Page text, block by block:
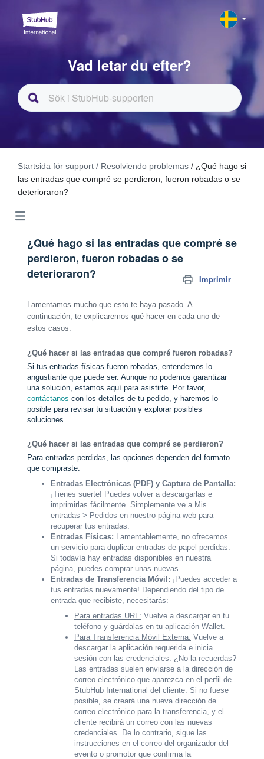
Vad letar du efter?
Startsida för support / Resolviendo problemas / ¿Qué hago si
las entradas que compré se perdieron, fueron robadas o se
deterioraron?
¿Qué hago si las entradas que compré se
perdieron, fueron robadas o se
deterioraron?
Imprimir
Lamentamos mucho que esto te haya pasado. A
continuación, te explicaremos qué hacer en cada uno de
estos casos.
¿Qué hacer si las entradas que compré fueron robadas?
Si tus entradas físicas fueron robadas, entendemos lo
angustiante que puede ser. Aunque no podemos garantizar
una solución, estamos aquí para asistirte. Por favor,
contáctanos con los detalles de tu pedido, y haremos lo
posible para revisar tu situación y explorar posibles
soluciones.
¿Qué hacer si las entradas que compré se perdieron?
Para entradas perdidas, las opciones dependen del formato
que compraste:
Entradas Electrónicas (PDF) y Captura de Pantalla:
¡Tienes suerte! Puedes volver a descargarlas e
imprimirlas fácilmente. Simplemente ve a Mis
entradas > Pedidos en nuestro página web para
recuperar tus entradas.
Entradas Físicas: Lamentablemente, no ofrecemos
un servicio para duplicar entradas de papel perdidas.
Si todavía hay entradas disponibles en nuestra
página, puedes comprar unas nuevas.
Entradas de Transferencia Móvil: ¡Puedes acceder a
tus entradas nuevamente! Dependiendo del tipo de
entrada que recibiste, necesitarás:
Para entradas URL: Vuelve a descargar en tu
teléfono y guárdalas en tu aplicación Wallet.
Para Transferencia Móvil Externa: Vuelve a
descargar la aplicación requerida e inicia
sesión con las credenciales. ¿No la recuerdas?
Las entradas suelen enviarse a la dirección de
correo electrónico que aparezca en el perfil de
StubHub International del cliente. Si no fuese
posible, se creará una nueva dirección de
correo electrónico para la transferencia, y el
cliente recibirá un correo con las nuevas
credenciales. De lo contrario, sigue las
instrucciones en el correo del organizador del
evento o promotor que confirma la